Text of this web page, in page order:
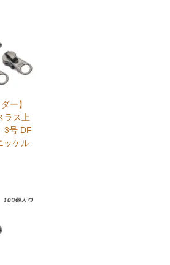
ー】
ラス上
3号 DF
ッケル